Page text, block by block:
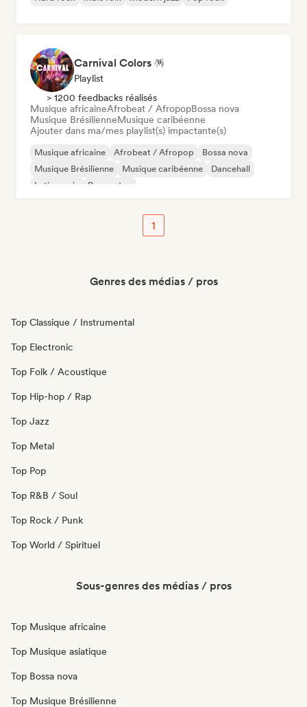
Carnival Colors 🪅
Playlist
> 1200 feedbacks réalisés
Musique africaineAfrobeat / AfropopBossa nova
Musique BrésilienneMusique caribéenne
Ajouter dans ma/mes playlist(s) impactante(s)
Musique africaine Afrobeat / Afropop
Bossa nova
Musique Brésilienne
Musique caribéenne
Dancehall
Latin music
Reggaeton
1
Genres des médias / pros
Top Classique / Instrumental
Top Electronic
Top Folk / Acoustique
Top Hip-hop / Rap
Top Jazz
Top Metal
Top Pop
Top R&B / Soul
Top Rock / Punk
Top World / Spirituel
Sous-genres des médias / pros
Top Musique africaine
Top Musique asiatique
Top Bossa nova
Top Musique Brésilienne